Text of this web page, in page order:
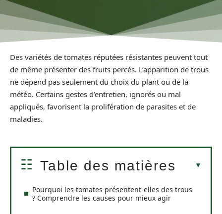
Des variétés de tomates réputées résistantes peuvent tout
de même présenter des fruits percés. L’apparition de trous
ne dépend pas seulement du choix du plant ou de la
météo. Certains gestes d’entretien, ignorés ou mal
appliqués, favorisent la prolifération de parasites et de
maladies.
Table des matières
Pourquoi les tomates présentent-elles des trous
? Comprendre les causes pour mieux agir